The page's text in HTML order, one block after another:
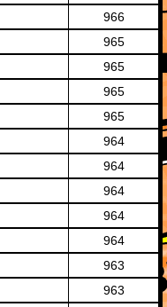
966
965
965
965
965
964
964
964
964
964
963
963